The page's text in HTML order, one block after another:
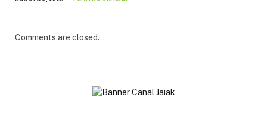
Comments are closed.